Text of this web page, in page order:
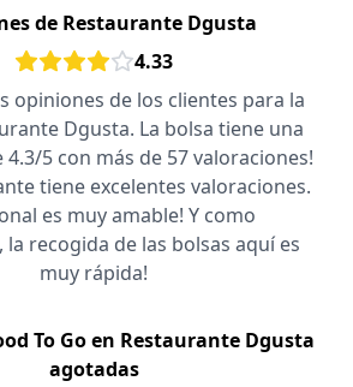
de Restaurante Dgusta
4.33
opiniones de los clientes para la
Dgusta. La bolsa tiene una
4.3/5 con más de 57 valoraciones!
tiene excelentes valoraciones.
es muy amable! Y como
recogida de las bolsas aquí es
muy rápida!
To Go en Restaurante Dgusta
agotadas